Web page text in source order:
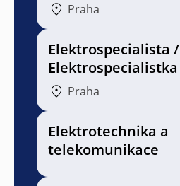
Praha
Elektrospecialista /
Elektrospecialistka
Praha
Elektrotechnika a
telekomunikace